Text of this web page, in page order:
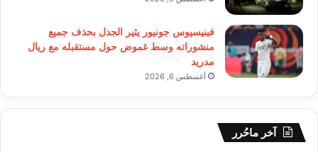
فينيسيوس جونيور يثير الجدل بحذف جميع
منشوراته وسط غموض حول مستقبله مع ريال
مدريد
أغسطس 6, 2026
آخر ماحُرر